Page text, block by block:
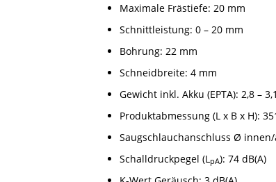
Maximale Frästiefe: 20 mm
Schnittleistung: 0 – 20 mm
Bohrung: 22 mm
Schneidbreite: 4 mm
Gewicht inkl. Akku (EPTA): 2,8 –
Produktabmessung (L x B x H):
Saugschlauchanschluss Ø
Schalldruckpegel (L pA): 74 dB(A)